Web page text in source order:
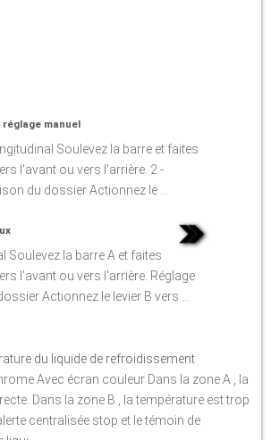
manuel
Soulevez la barre et faites
l'avant ou vers l'arrière. 2 -
du dossier Actionnez le ...
Soulevez la barre A et faites
l'avant ou vers l'arrière. Réglage
Actionnez le levier B vers ...
du liquide de refroidissement
Avec écran couleur Dans la zone A , la
Dans la zone B , la température est trop
centralisée stop et le témoin de